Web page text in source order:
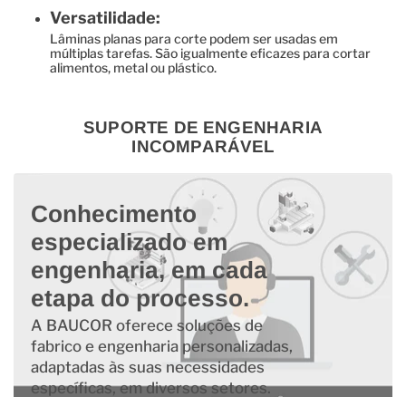
Versatilidade:
Lâminas planas para corte podem ser usadas em
múltiplas tarefas. São igualmente eficazes para cortar
alimentos, metal ou plástico.
SUPORTE DE ENGENHARIA
INCOMPARÁVEL
Conhecimento
especializado em
engenharia, em cada
etapa do processo.
A BAUCOR oferece soluções de
fabrico e engenharia personalizadas,
adaptadas às suas necessidades
específicas, em diversos setores.